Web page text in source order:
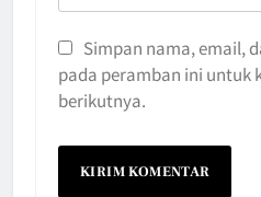
Simpan nama, email,
pada peramban ini untuk
berikutnya.